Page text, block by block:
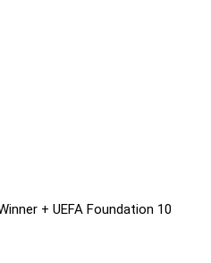
+ UEFA Foundation 10